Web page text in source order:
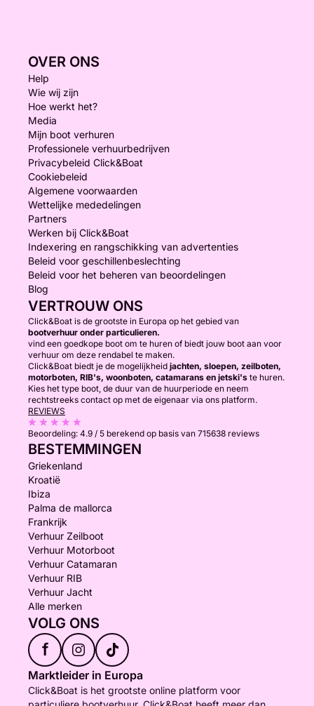
OVER ONS
Help
Wie wij zijn
Hoe werkt het?
Media
Mijn boot verhuren
Professionele verhuurbedrijven
Privacybeleid Click&Boat
Cookiebeleid
Algemene voorwaarden
Wettelijke mededelingen
Partners
Werken bij Click&Boat
Indexering en rangschikking van advertenties
Beleid voor geschillenbeslechting
Beleid voor het beheren van beoordelingen
Blog
VERTROUW ONS
Click&Boat is de grootste in Europa op het gebied van
bootverhuur onder particulieren.
vind een goedkope boot om te huren of biedt jouw boot aan voor
verhuur om deze rendabel te maken.
Click&Boat biedt je de mogelijkheid jachten, sloepen, zeilboten,
motorboten, RIB's, woonboten, catamarans en jetski's te huren.
Kies het type boot, de duur van de huurperiode en neem
rechtstreeks contact op met de eigenaar via ons platform.
REVIEWS
Beoordeling: 4.9 / 5 berekend op basis van 715638 reviews
BESTEMMINGEN
Griekenland
Kroatië
Ibiza
Palma de mallorca
Frankrijk
Verhuur Zeilboot
Verhuur Motorboot
Verhuur Catamaran
Verhuur RIB
Verhuur Jacht
Alle merken
VOLG ONS
f
Marktleider in Europa
Click&Boat is het grootste online platform voor